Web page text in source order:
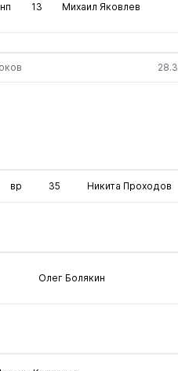
нп 13 Михаил Яковлев
28.3
вр 35 Никита Проходов
Олег Болякин